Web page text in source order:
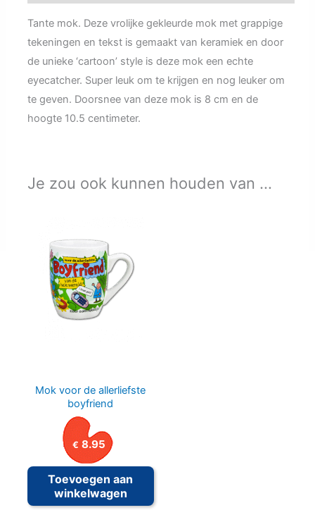
Tante mok. Deze vrolijke gekleurde mok met grappige
tekeningen en tekst is gemaakt van keramiek en door
de unieke ‘cartoon’ style is deze mok een echte
eyecatcher. Super leuk om te krijgen en nog leuker om
te geven. Doorsnee van deze mok is 8 cm en de
hoogte 10.5 centimeter.
Je zou ook kunnen houden van …
Mok voor de allerliefste
boyfriend
€ 8.95
Toevoegen aan
winkelwagen